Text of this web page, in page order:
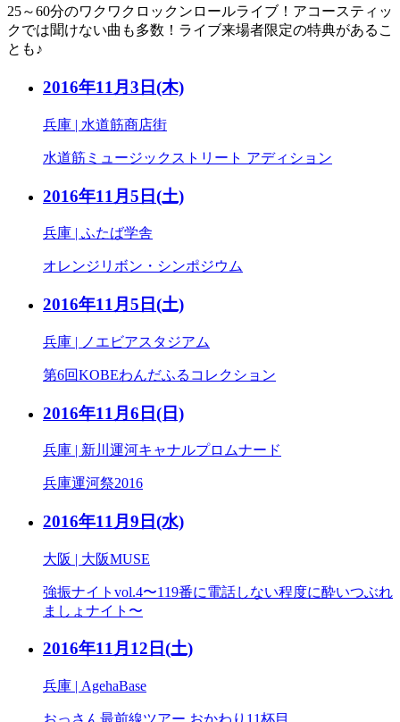
25～60分のワクワクロックンロールライブ！アコースティッ
クでは聞けない曲も多数！ライブ来場者限定の特典があるこ
とも♪
2016年11月3日(木)
兵庫 | 水道筋商店街
水道筋ミュージックストリート アディション
2016年11月5日(土)
兵庫 | ふたば学舎
オレンジリボン・シンポジウム
2016年11月5日(土)
兵庫 | ノエビアスタジアム
第6回KOBEわんだふるコレクション
2016年11月6日(日)
兵庫 | 新川運河キャナルプロムナード
兵庫運河祭2016
2016年11月9日(水)
大阪 | 大阪MUSE
強振ナイトvol.4〜119番に電話しない程度に酔いつぶれ
ましょナイト〜
2016年11月12日(土)
兵庫 | AgehaBase
おっさん最前線ツアー おかわり11杯目